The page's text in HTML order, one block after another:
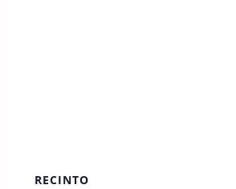
RECINTO